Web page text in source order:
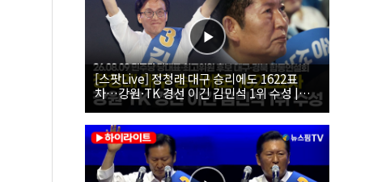
[스팟Live] 정청래 대구 승리에도 1622표
차…강원·TK 경선 이긴 김민석 1위 수성 |
26.08.09 더불어민주당 당대표·최고위원 후
보 대구·경북 합동연설회